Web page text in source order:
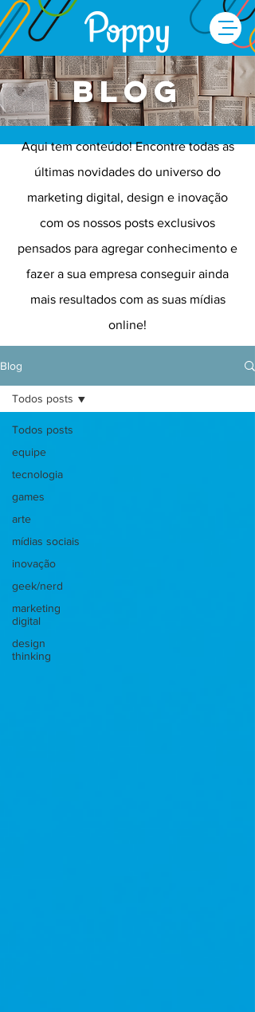
Blog
Aqui tem conteúdo! Encontre todas as
últimas novidades do universo do
marketing digital, design e inovação
com os nossos posts exclusivos
pensados para agregar conhecimento e
fazer a sua empresa conseguir ainda
mais resultados com as suas mídias
online!
Blog
Todos posts
equipe
tecnologia
games
arte
mídias sociais
inovação
geek/nerd
marketing
digital
design
thinking
Todos posts